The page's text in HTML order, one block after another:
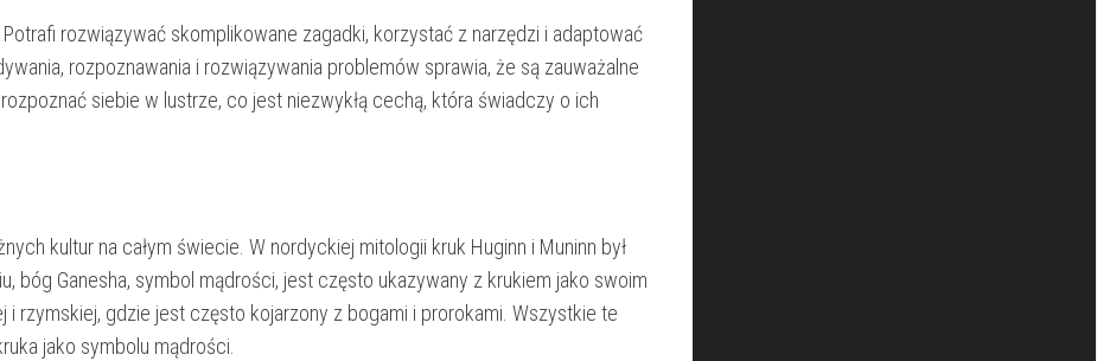
rozwiązywać ‌skomplikowane zagadki, korzystać⁣ z⁢ narzędzi i adaptować‌
⁤rozpoznawania i rozwiązywania ‍problemów sprawia,⁣ że⁢ są zauważalne
siebie w lustrze, co⁣ jest⁤ niezwykłą cechą, która świadczy o ⁤ich
kultur na całym świecie. W‍ nordyckiej mitologii kruk Huginn‌ i ⁤Muninn był⁣
bóg Ganesha, symbol ‍mądrości, jest⁤ często ukazywany z krukiem ⁤jako swoim
rzymskiej, gdzie⁤ jest często⁤ kojarzony z​ bogami i prorokami. Wszystkie te
jako ‍symbolu ​mądrości.